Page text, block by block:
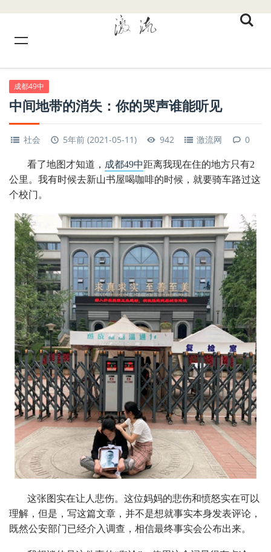
成都49中
中间地带的消失：你的哭声谁能听见
社会 5年前 (2021-05-11) 942 激流网 0
看了地图才知道， 成都49中距离我现在住的地方只有2
公里。我有时候去新山书屋喝咖啡的时候，就要骑车路过这
个校门。
这张图实在让人悲伤。这位妈妈的悲伤和愤怒实在可以
理解，但是，写这篇文章，并不是想就事实本身发表评论，
既然公安部门已经介入调查，相信最终事实会公布出来。